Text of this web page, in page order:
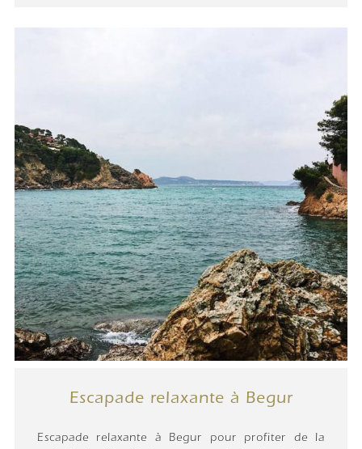
Escapade relaxante à Begur
Escapade relaxante à Begur pour profiter de la